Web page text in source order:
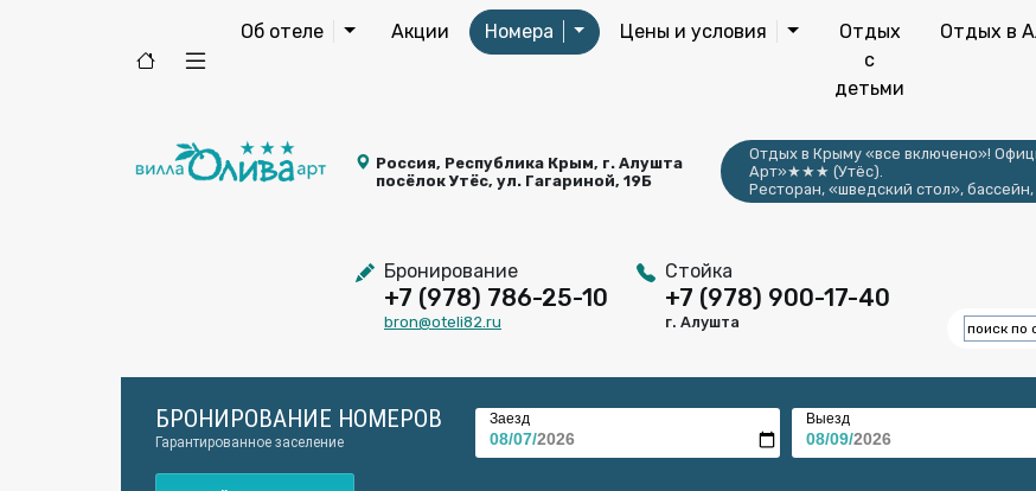
Об отеле Акции Номера Цены и условия
Отдых
с
детьми
Отдых в
Россия, Республика Крым, г. Алушта
посёлок Утёс, ул. Гагариной, 19Б
Отдых в Крыму «все включено»!
Арт»★★★ (Утёс).
Ресторан, «шведский стол»,
Бронирование
+7 (978) 786-25-10
bron@oteli82.ru
Стойка
+7 (978) 900-17-40
г. Алушта
БРОНИРОВАНИЕ НОМЕРОВ
Гарантированное заселение
Заезд Выезд